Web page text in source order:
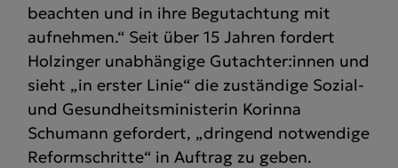
beachten und in ihre Begutachtung mit
aufnehmen.“ Seit über 15 Jahren fordert
Holzinger unabhängige Gutachter:innen und
sieht „in erster Linie“ die zuständige Sozial-
und Gesundheitsministerin Korinna
Schumann gefordert, „dringend notwendige
Reformschritte“ in Auftrag zu geben.